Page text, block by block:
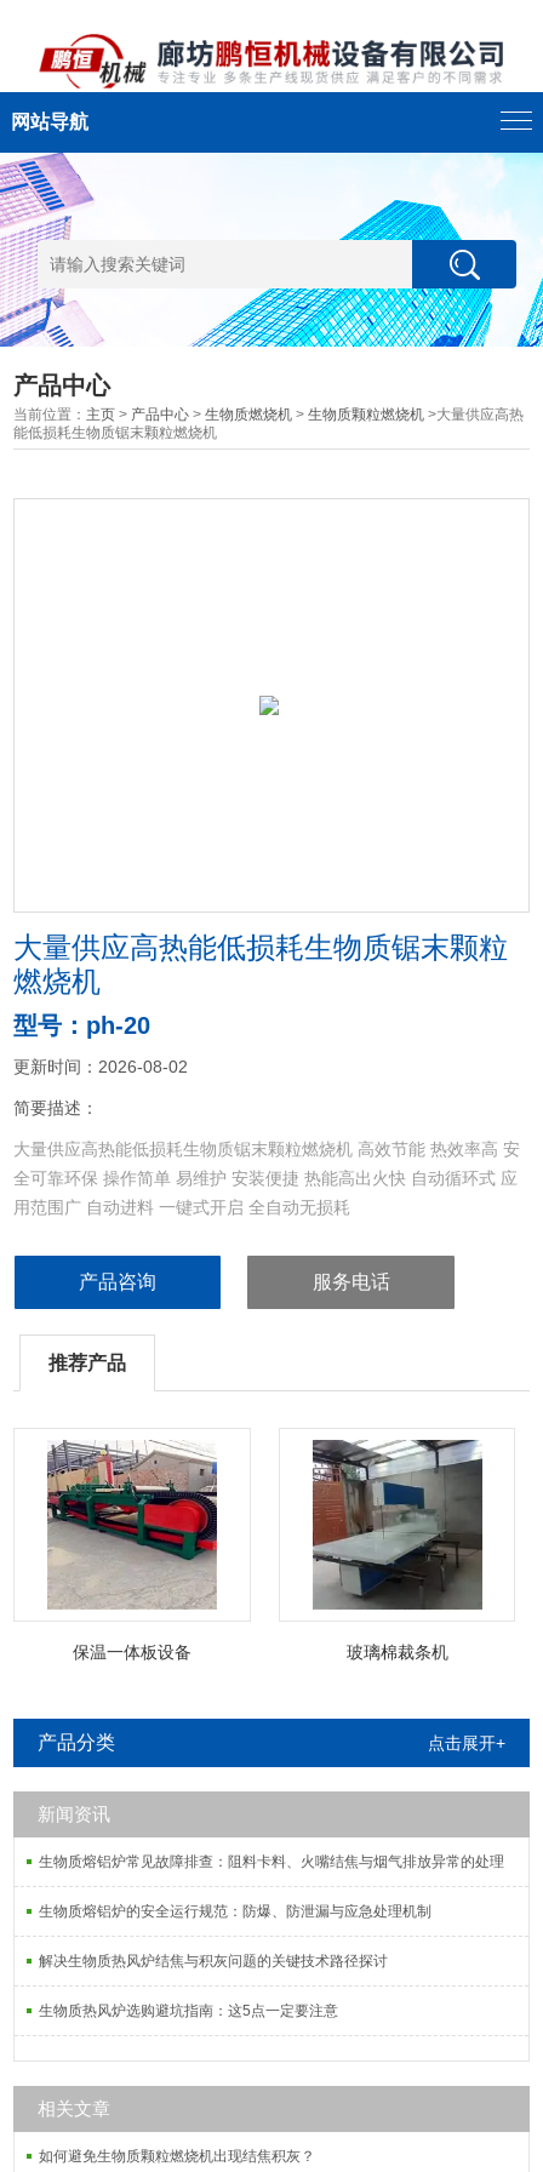
网站导航
产品中心
当前位置： 主页 > 产品中心 >生物质燃烧机 >生物质颗粒燃烧机 >大量供应高热
能低损耗生物质锯末颗粒燃烧机
大量供应高热能低损耗生物质锯末颗粒
燃烧机
型号：ph-20
更新时间：2026-08-02
简要描述：
大量供应高热能低损耗生物质锯末颗粒燃烧机 高效节能 热效率高 安
全可靠环保 操作简单 易维护 安装便捷 热能高出火快 自动循环式 应
用范围广 自动进料 一键式开启 全自动无损耗
产品咨询 服务电话
推荐产品
保温一体板设备 玻璃棉裁条机
产品分类 点击展开+
新闻资讯
生物质熔铝炉常见故障排查：阻料卡料、火嘴结焦与烟气排放异常的处理
生物质熔铝炉的安全运行规范：防爆、防泄漏与应急处理机制
解决生物质热风炉结焦与积灰问题的关键技术路径探讨
生物质热风炉选购避坑指南：这5点一定要注意
相关文章
如何避免生物质颗粒燃烧机出现结焦积灰？